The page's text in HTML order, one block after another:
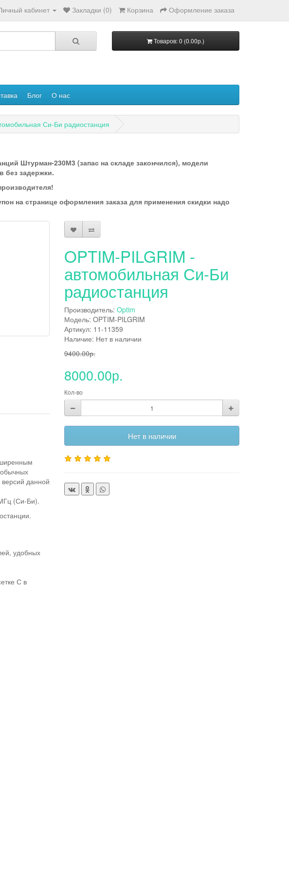
кабинет Закладки (0) Корзина Оформление заказа
Товаров: 0 (0.00р.)
Блог О нас
Си-Би радиостанция
Штурман-230М3 (запас на складе закончился), модели
без задержки.
на странице оформления заказа для применения скидки надо
данной
(Си-Би).
удобных
С в
OPTIM-PILGRIM -
автомобильная Си-Би
радиостанция
Производитель: Optim
Модель: OPTIM-PILGRIM
Артикул: 11-11359
Наличие: Нет в наличии
9400.00р.
8000.00р.
Кол-во
Нет в наличии